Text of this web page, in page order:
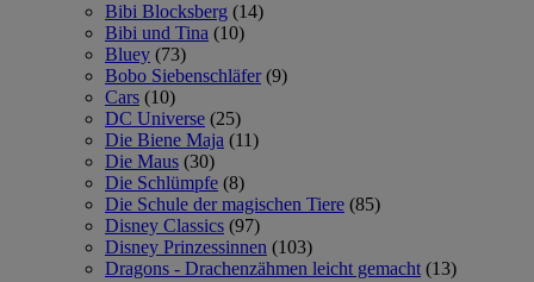
Bibi Blocksberg (14)
Bibi und Tina (10)
Bluey (73)
Bobo Siebenschläfer (9)
Cars (10)
DC Universe (25)
Die Biene Maja (11)
Die Maus (30)
Die Schlümpfe (8)
Die Schule der magischen Tiere (85)
Disney Classics (97)
Disney Prinzessinnen (103)
Dragons - Drachenzähmen leicht gemacht (13)